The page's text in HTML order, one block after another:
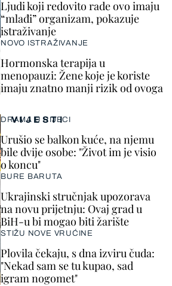
VIJESTI
DRAMA U RIJECI
Urušio se balkon kuće, na njemu
bile dvije osobe: "Život im je visio
o koncu"
BURE BARUTA
Ukrajinski stručnjak upozorava
na novu prijetnju: Ovaj grad u
BiH-u bi mogao biti žarište
STIŽU NOVE VRUĆINE
Plovila čekaju, s dna izviru čuda:
"Nekad sam se tu kupao, sad
igram nogomet"
Ljudi koji redovito rade ovo imaju
“mlađi” organizam, pokazuje
istraživanje
NOVO ISTRAŽIVANJE
Hormonska terapija u
menopauzi: Žene koje je koriste
imaju znatno manji rizik od ovoga